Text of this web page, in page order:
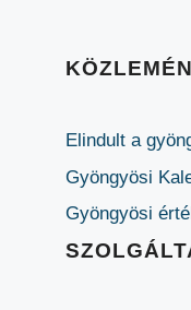
Elindult a
Gyöngyösi
Gyöngyösi